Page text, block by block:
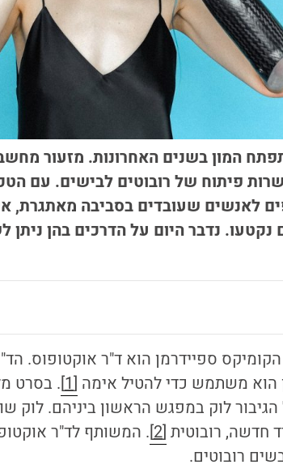
המון בשנים האחרונות. מזעור
פיתוח של רובוטים לבישים. עם
לאנשים שעובדים בסביבה מאתגרת,
נקטעו. נדבר היום על הדרכים בהן
הוא משתמש כדי להטיל אימה [1] . בסרט
הגיבור לוק במפגש הראשון ביניהם. לוק
חדשה, רובוטית [2] . המשותף לד"ר
רובוטים.